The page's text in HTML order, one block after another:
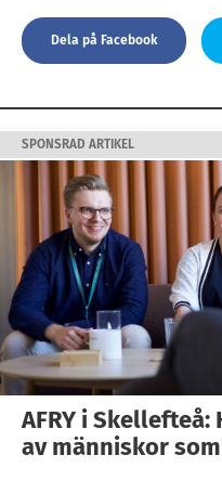
Dela på Facebook
SPONSRAD ARTIKEL
AFRY i
av människor